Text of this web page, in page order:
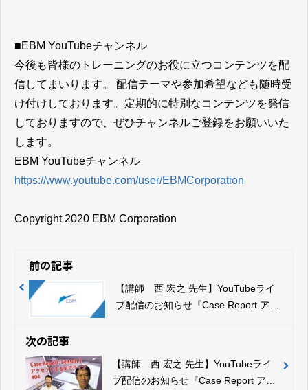
■EBM YouTubeチャンネル
今後も皆様のトレーニングのお役に立つコンテンツを配
信してまいります。 配信テーマや参加希望なども随時受
け付けしております。定期的に特別なコンテンツを発信
しておりますので、ぜひチャンネルご登録をお願いいた
します。
EBM YouTubeチャンネル
https://www.youtube.com/user/EBMCorporation
Copyright 2020 EBM Corporation
前の記事
【講師 西 宏之 先生】YouTubeライ
ブ配信のお知らせ『Case Report アク
次の記事
【講師 西 宏之 先生】YouTubeライ
ブ配信のお知らせ『Case Report アク